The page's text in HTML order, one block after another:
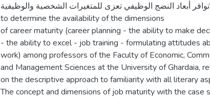
توافر أبعاد النضج الوظيفي تعزى للمتغيرات الشخصية والوظيفيةThis study aimed
to determine the availability of the dimensions
of career maturity (career planning - the ability to make
- the ability to excel - job training - formulating attitudes
work) among professors of the Faculty of Economic,
and Management Sciences at the University of Ghardaia,
on the descriptive approach to familiarity with all literary
The concept and dimensions of job maturity with the case